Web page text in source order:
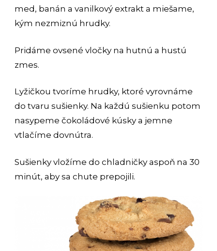
med, banán a vanilkový extrakt a miešame,
kým nezmiznú hrudky.
Pridáme ovsené vločky na hutnú a hustú
zmes.
Lyžičkou tvoríme hrudky, ktoré vyrovnáme
do tvaru sušienky. Na každú sušienku potom
nasypeme čokoládové kúsky a jemne
vtlačíme dovnútra.
Sušienky vložíme do chladničky aspoň na 30
minút, aby sa chute prepojili.